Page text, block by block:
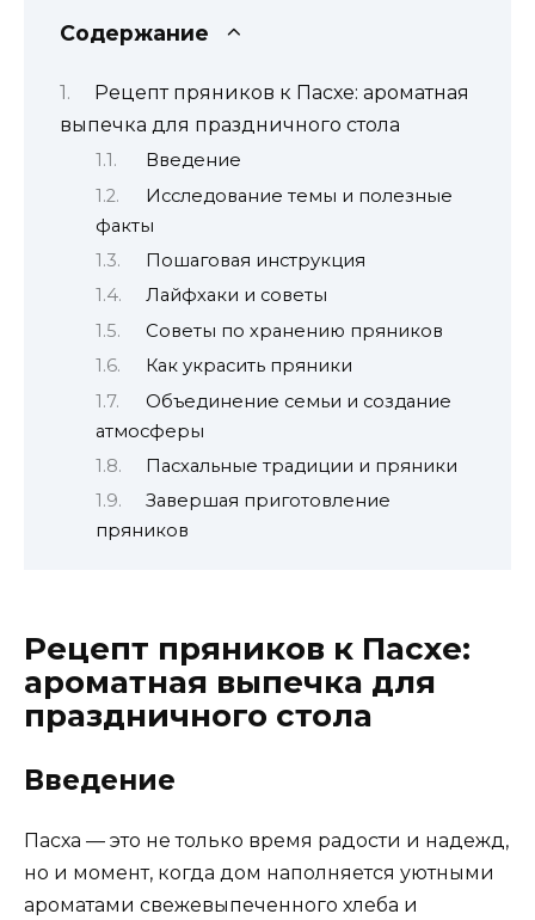
Содержание
Рецепт пряников к Пасхе: ароматная
выпечка для праздничного стола
Введение
Исследование темы и полезные
факты
Пошаговая инструкция
Лайфхаки и советы
Советы по хранению пряников
Как украсить пряники
Объединение семьи и создание
атмосферы
Пасхальные традиции и пряники
Завершая приготовление
пряников
Рецепт пряников к Пасхе:
ароматная выпечка для
праздничного стола
Введение
Пасха — это не только время радости и надежд,
но и момент, когда дом наполняется уютными
ароматами свежевыпеченного хлеба и